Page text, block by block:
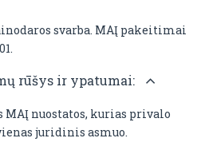
svarba. MAĮ pakeitimai
rūšys ir ypatumai:
MAĮ nuostatos, kurias privalo
juridinis asmuo.